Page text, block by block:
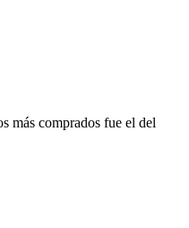
más comprados fue el del